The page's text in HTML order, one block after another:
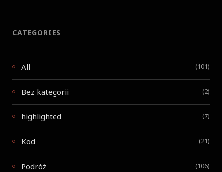
CATEGORIES
All (101)
Bez kategorii (2)
highlighted (7)
Kod (21)
Podróż (106)